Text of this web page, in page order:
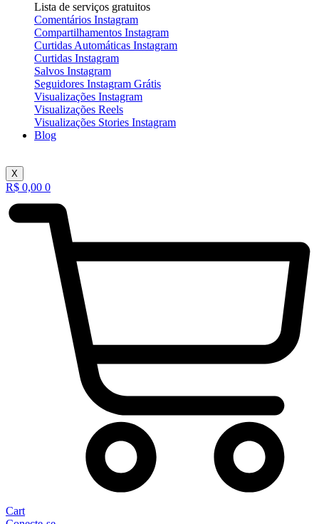
Lista de serviços gratuitos
Comentários Instagram
Compartilhamentos Instagram
Curtidas Automáticas Instagram
Curtidas Instagram
Salvos Instagram
Seguidores Instagram Grátis
Visualizações Instagram
Visualizações Reels
Visualizações Stories Instagram
Blog
X
R$ 0,00 0
Cart